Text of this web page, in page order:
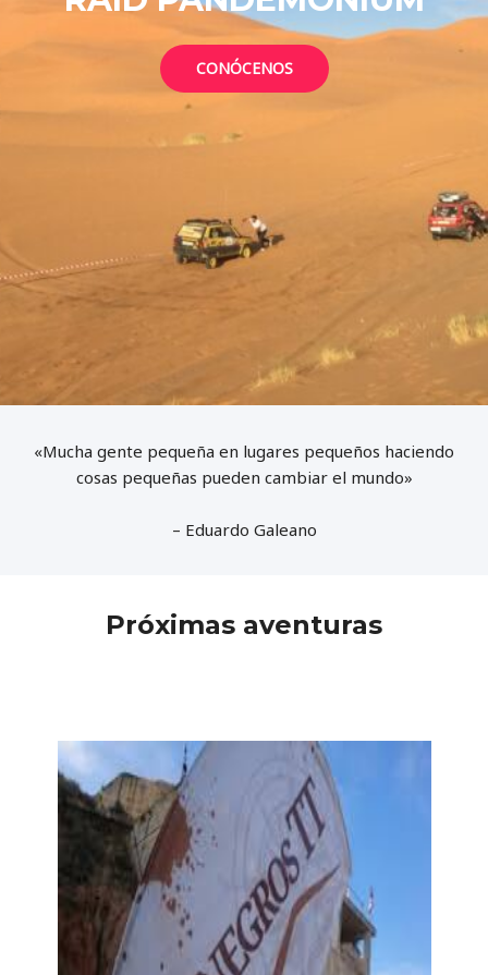
CONÓCENOS
«Mucha gente pequeña en lugares pequeños haciendo
cosas pequeñas pueden cambiar el mundo»
– Eduardo Galeano
Próximas aventuras